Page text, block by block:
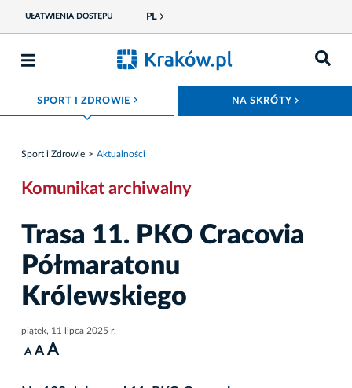
UŁATWIENIA DOSTĘPU PL
SPORT I ZDROWIE ROZWIŃ MENU NA SKRÓTY
Sport i Zdrowie Aktualności
Komunikat archiwalny
Trasa 11. PKO Cracovia
Półmaratonu
Królewskiego
piątek, 11 lipca 2025 r.
A A A